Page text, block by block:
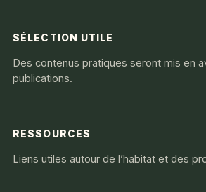
SÉLECTION UTILE
Des contenus pratiques seront mis en
publications.
RESSOURCES
Liens utiles autour de l’habitat et des